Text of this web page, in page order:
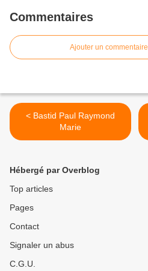
Commentaires
Ajouter un commentaire
< Bastid Paul Raymond
Marie
Hébergé par Overblog
Top articles
Pages
Contact
Signaler un abus
C.G.U.